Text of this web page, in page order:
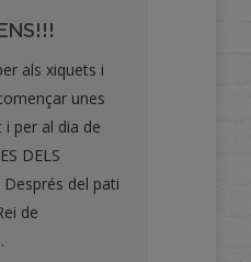
als xiquets i
unes
per al dia de
DELS
del pati
de